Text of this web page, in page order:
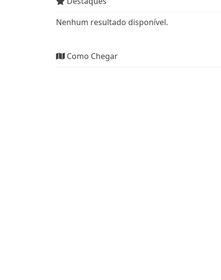
Nenhum resultado disponível.
Como Chegar